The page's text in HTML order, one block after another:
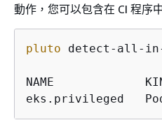
動作，您可以包含在 CI 程序
pluto detect-all-
NAME